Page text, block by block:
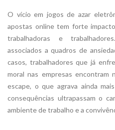
O vício em jogos de azar
apostas online tem forte
trabalhadoras e
associados a quadros de
casos, trabalhadores que já
moral nas empresas encontram
escape, o que agrava ainda
consequências ultrapassam o
ambiente de trabalho e a